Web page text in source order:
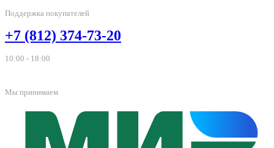
Поддержка покупателей
+7 (812) 374-73-20
10:00 - 18:00
Мы принимаем